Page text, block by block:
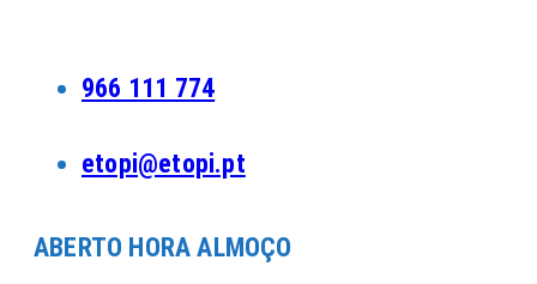
966 111 774
etopi@etopi.pt
ABERTO HORA ALMOÇO